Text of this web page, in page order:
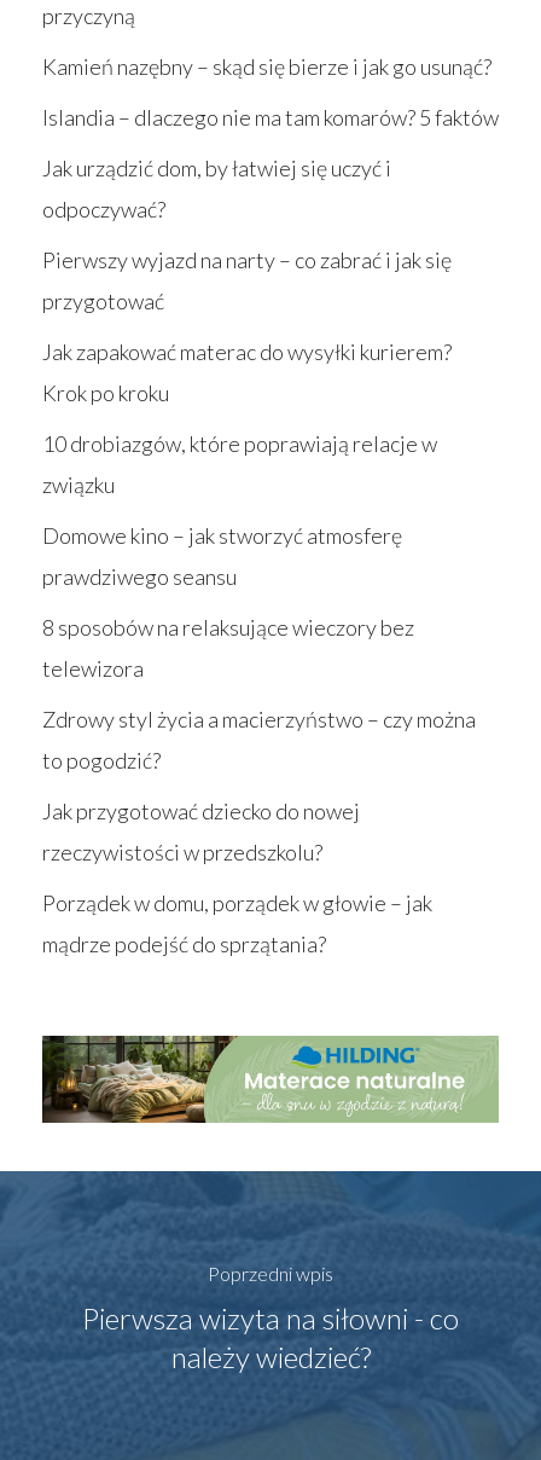
przyczyną
Kamień nazębny – skąd się bierze i jak go usunąć?
Islandia – dlaczego nie ma tam komarów? 5 faktów
Jak urządzić dom, by łatwiej się uczyć i
odpoczywać?
Pierwszy wyjazd na narty – co zabrać i jak się
przygotować
Jak zapakować materac do wysyłki kurierem?
Krok po kroku
10 drobiazgów, które poprawiają relacje w
związku
Domowe kino – jak stworzyć atmosferę
prawdziwego seansu
8 sposobów na relaksujące wieczory bez
telewizora
Zdrowy styl życia a macierzyństwo – czy można
to pogodzić?
Jak przygotować dziecko do nowej
rzeczywistości w przedszkolu?
Porządek w domu, porządek w głowie – jak
mądrze podejść do sprzątania?
Poprzedni wpis
Pierwsza wizyta na siłowni - co
należy wiedzieć?